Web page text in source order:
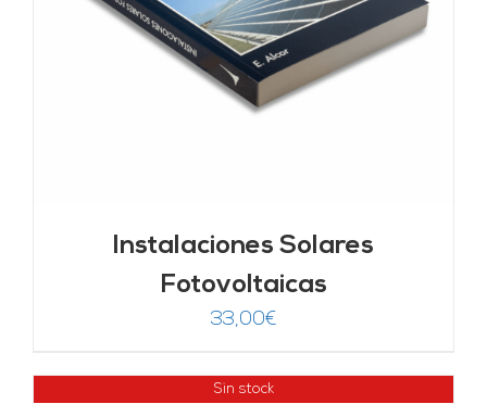
Instalaciones Solares
Fotovoltaicas
33,00€
Sin stock